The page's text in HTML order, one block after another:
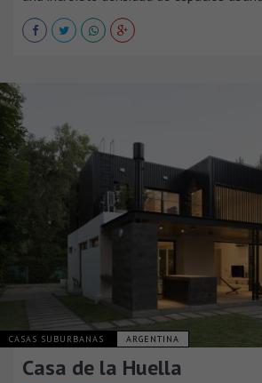
CASAS SUBURBANAS ARGENTINA
Casa de la Huella